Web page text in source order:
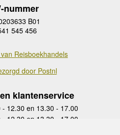
nummer
B01
545 456
Reisboekhandels
door Postnl
klantenservice
- 12.30 en 13.30 - 17.00
- 12.30 en 13.30 - 17.00